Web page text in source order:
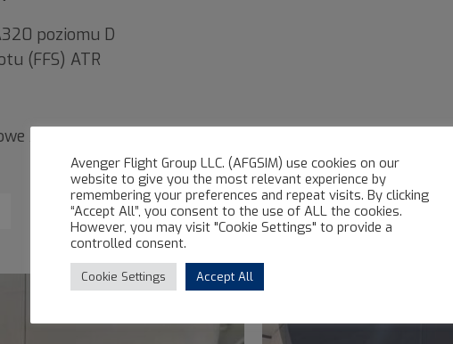
poziomu D
(FFS) ATR
A320 poziomu 5
Avenger Flight Group LLC. (AFGSIM) use cookies on our
website to give you the most relevant experience by
remembering your preferences and repeat visits. By clicking
“Accept All”, you consent to the use of ALL the cookies.
However, you may visit "Cookie Settings" to provide a
controlled consent.
Cookie Settings Accept All